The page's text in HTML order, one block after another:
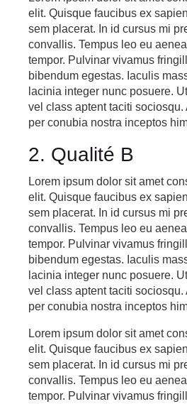
elit. Quisque faucibus ex
sem placerat. In id cursus mi
convallis. Tempus leo eu
tempor. Pulvinar vivamus
bibendum egestas. Iaculis
lacinia integer nunc posuere.
vel class aptent taciti sociosqu.
per conubia nostra inceptos
2. Qualité B
Lorem ipsum dolor sit amet
elit. Quisque faucibus ex
sem placerat. In id cursus mi
convallis. Tempus leo eu
tempor. Pulvinar vivamus
bibendum egestas. Iaculis
lacinia integer nunc posuere.
vel class aptent taciti sociosqu.
per conubia nostra inceptos
Lorem ipsum dolor sit amet
elit. Quisque faucibus ex
sem placerat. In id cursus mi
convallis. Tempus leo eu
tempor. Pulvinar vivamus